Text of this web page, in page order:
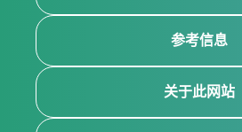
参考信息
关于此网站